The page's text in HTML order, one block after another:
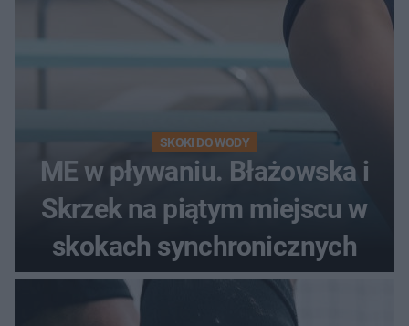
SKOKI DO WODY
ME w pływaniu. Błażowska i
Skrzek na piątym miejscu w
skokach synchronicznych